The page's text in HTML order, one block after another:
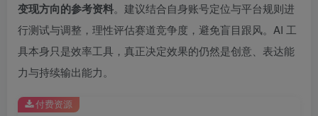
变现方向的参考资料。建议结合自身账号定位与平台规则进
行测试与调整，理性评估赛道竞争度，避免盲目跟风。AI 工
具本身只是效率工具，真正决定效果的仍然是创意、表达能
力与持续输出能力。
付费资源